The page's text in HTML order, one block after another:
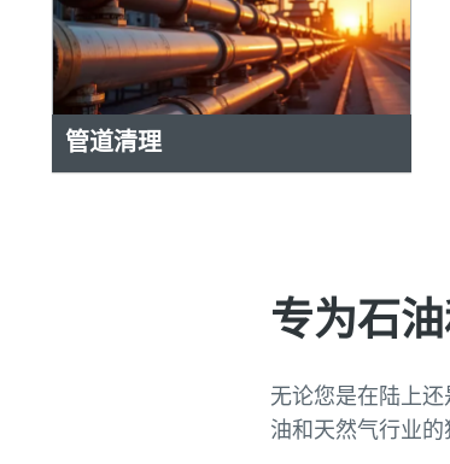
管道清理
专为石
无论您是在陆上
油和天然气行业的